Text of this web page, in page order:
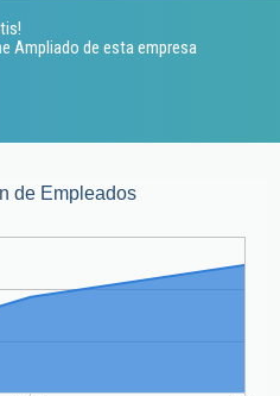
Ampliado de esta empresa
de Empleados